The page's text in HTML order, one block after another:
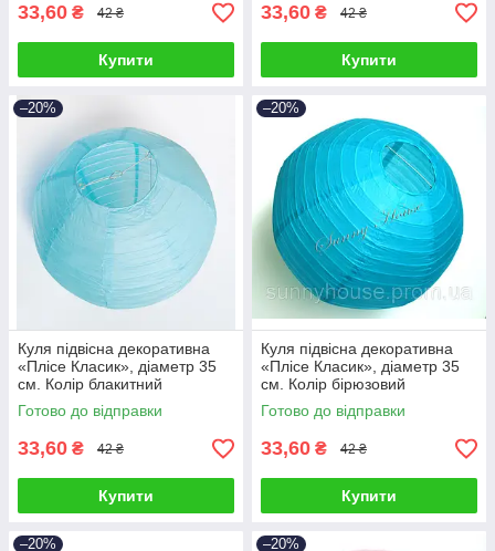
33,60 ₴ 42 ₴
Купити
33,60 ₴ 42 ₴
Купити
–20%
Куля підвісна декоративна
«Плісе Класик», діаметр 35
см. Колір блакитний
Готово до відправки
33,60 ₴ 42 ₴
Купити
–20%
Куля підвісна декоративна
«Плісе Класик», діаметр 35
см. Колір бірюзовий
Готово до відправки
33,60 ₴ 42 ₴
Купити
–20% –20%